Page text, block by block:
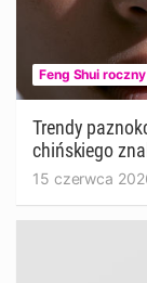
Feng Shui roczny
Trendy
chińskiego
15 czerwca